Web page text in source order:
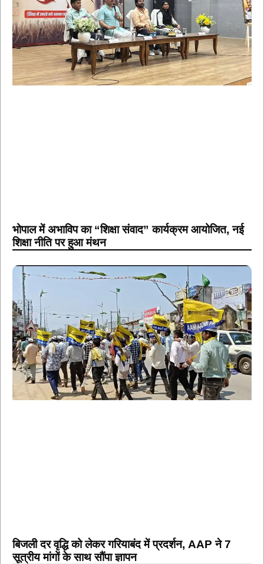
भोपाल में अभाविप का “शिक्षा संवाद” कार्यक्रम आयोजित, नई
शिक्षा नीति पर हुआ मंथन
बिजली दर वृद्धि को लेकर गरियाबंद में प्रदर्शन, AAP ने 7
सूत्रीय मांगों के साथ सौंपा ज्ञापन